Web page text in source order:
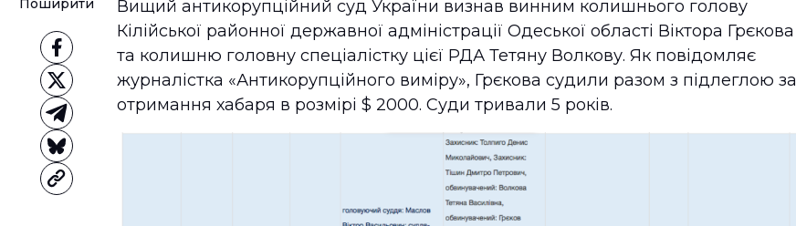
Поширити
Вищий антикорупційний суд України визнав винним колишнього голову
Кілійської районної державної адміністрації Одеської області Віктора Грєкова
та колишню головну спеціалістку цієї РДА Тетяну Волкову. Як повідомляє
журналістка «Антикорупційного виміру», Грєкова судили разом з підлеглою за
отримання хабаря в розмірі $ 2000. Суди тривали 5 років.